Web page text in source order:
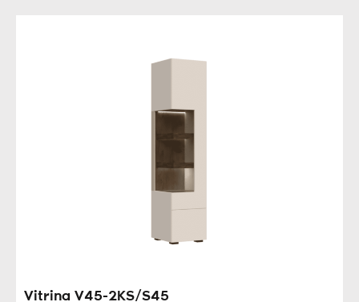
Vitrina V45-2KS/S45